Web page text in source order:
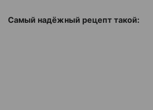
Самый надёжный рецепт такой: